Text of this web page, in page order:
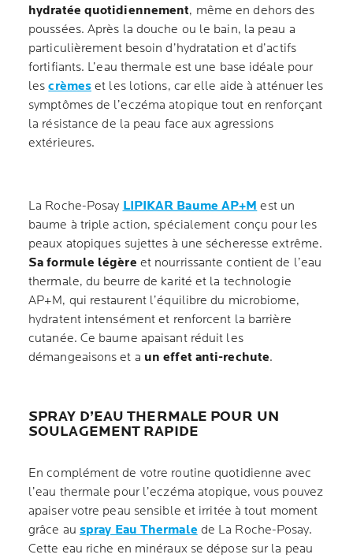
hydratée quotidiennement, même en dehors des
poussées. Après la douche ou le bain, la peau a
particulièrement besoin d’hydratation et d’actifs
fortifiants. L’eau thermale est une base idéale pour
lescrèmes et les lotions, car elle aide à atténuer les
symptômes de l’eczéma atopique tout en renforçant
la résistance de la peau face aux agressions
extérieures.
La Roche-Posay LIPIKAR Baume AP+M est un
baume à triple action, spécialement conçu pour les
peaux atopiques sujettes à une sécheresse extrême.
Sa formule légère et nourrissante contient de l’eau
thermale, du beurre de karité et la technologie
AP+M, qui restaurent l’équilibre du microbiome,
hydratent intensément et renforcent la barrière
cutanée. Ce baume apaisant réduit les
démangeaisons et a un effet anti-rechute.
SPRAY D’EAU THERMALE POUR UN
SOULAGEMENT RAPIDE
En complément de votre routine quotidienne avec
l’eau thermale pour l’eczéma atopique, vous pouvez
apaiser votre peau sensible et irritée à tout moment
grâce au spray Eau Thermale de La Roche-Posay.
Cette eau riche en minéraux se dépose sur la peau